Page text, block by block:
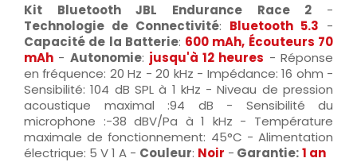
Kit Bluetooth JBL Endurance Race 2 -
Technologie de Connectivité: Bluetooth 5.3 -
Capacité de la Batterie: 600 mAh, Écouteurs 70
mAh - Autonomie: jusqu'à 12 heures - Réponse
en fréquence: 20 Hz - 20 kHz - Impédance: 16 ohm -
Sensibilité: 104 dB SPL à 1 kHz - Niveau de pression
acoustique maximal :94 dB - Sensibilité du
microphone :-38 dBV/Pa à 1 kHz - Température
maximale de fonctionnement: 45°C - Alimentation
électrique: 5 V 1 A - Couleur: Noir - Garantie:1 an